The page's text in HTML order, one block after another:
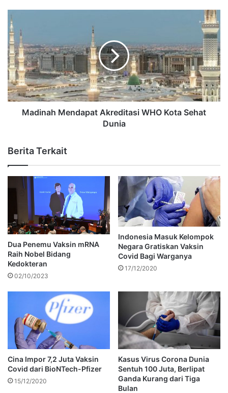
Madinah Mendapat Akreditasi WHO Kota Sehat
Dunia
Berita Terkait
Dua Penemu Vaksin mRNA
Raih Nobel Bidang
Kedokteran
02/10/2023
Indonesia Masuk Kelompok
Negara Gratiskan Vaksin
Covid Bagi Warganya
17/12/2020
Cina Impor 7,2 Juta Vaksin
Covid dari BioNTech-Pfizer
15/12/2020
Kasus Virus Corona Dunia
Sentuh 100 Juta, Berlipat
Ganda Kurang dari Tiga
Bulan